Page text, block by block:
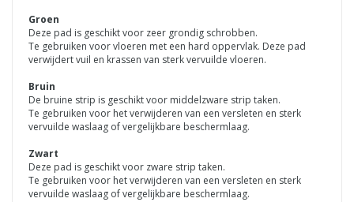
Groen
Deze pad is geschikt voor zeer grondig schrobben.
Te gebruiken voor vloeren met een hard oppervlak. Deze pad
verwijdert vuil en krassen van sterk vervuilde vloeren.
Bruin
De bruine strip is geschikt voor middelzware strip taken.
Te gebruiken voor het verwijderen van een versleten en sterk
vervuilde waslaag of vergelijkbare beschermlaag.
Zwart
Deze pad is geschikt voor zware strip taken.
Te gebruiken voor het verwijderen van een versleten en sterk
vervuilde waslaag of vergelijkbare beschermlaag.